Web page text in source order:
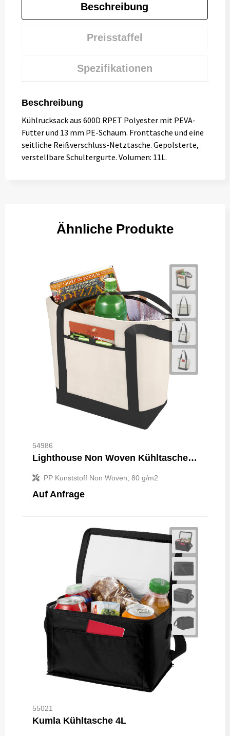
Beschreibung
Preisstaffel
Spezifikationen
Beschreibung
Kühlrucksack aus 600D RPET Polyester mit PEVA-
Futter und 13 mm PE-Schaum. Fronttasche und eine
seitliche Reißverschluss-Netztasche. Gepolsterte,
verstellbare Schultergurte. Volumen: 11L.
Ähnliche Produkte
54986
Lighthouse Non Woven Kühltasche 21L
PP Kunststoff Non Woven, 80 g/m2
Auf Anfrage
55021
Kumla Kühltasche 4L